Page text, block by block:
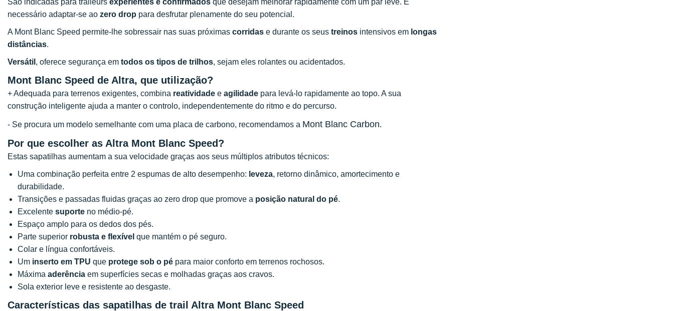
São indicadas para traileurs experientes e confirmados que desejam melhorar rapidamente com um par leve. É
necessário adaptar-se ao zero drop para desfrutar plenamente do seu potencial.
A Mont Blanc Speed permite-lhe sobressair nas suas próximas corridas e durante os seus treinos intensivos em longas
distâncias.
Versátil , oferece segurança em todos os tipos de trilhos, sejam eles rolantes ou acidentados.
Mont Blanc Speed de Altra, que utilização?
+ Adequada para terrenos exigentes, combina reatividade e agilidade para levá-lo rapidamente ao topo. A sua
construção inteligente ajuda a manter o controlo, independentemente do ritmo e do percurso.
- Se procura um modelo semelhante com uma placa de carbono, recomendamos a Mont Blanc Carbon.
Por que escolher as Altra Mont Blanc Speed?
Estas sapatilhas aumentam a sua velocidade graças aos seus múltiplos atributos técnicos:
Uma combinação perfeita entre 2 espumas de alto desempenho: leveza, retorno dinâmico, amortecimento e
durabilidade.
Transições e passadas fluidas graças ao zero drop que promove a posição natural do pé.
Excelente suporte no médio-pé.
Espaço amplo para os dedos dos pés.
Parte superior robusta e flexível que mantém o pé seguro.
Colar e língua confortáveis.
Um inserto em TPU que protege sob o pé para maior conforto em terrenos rochosos.
Máxima aderência em superfícies secas e molhadas graças aos cravos.
Sola exterior leve e resistente ao desgaste.
Características das sapatilhas de trail Altra Mont Blanc Speed